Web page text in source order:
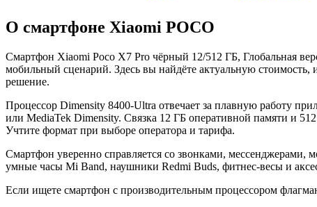
О смартфоне Xiaomi POCO
Смартфон Xiaomi Poco X7 Pro чёрный 12/512 ГБ, Глобальная
мобильный сценарий. Здесь вы найдёте актуальную
решение.
Процессор Dimensity 8400-Ultra отвечает за плавную работу
или MediaTek Dimensity. Связка 12 ГБ оперативной памяти и
Учтите формат при выборе оператора и тарифа.
Смартфон уверенно справляется со звонками, мессенджерами,
умные часы Mi Band, наушники Redmi Buds, фитнес-весы и
Если ищете смартфон с производительным процессором